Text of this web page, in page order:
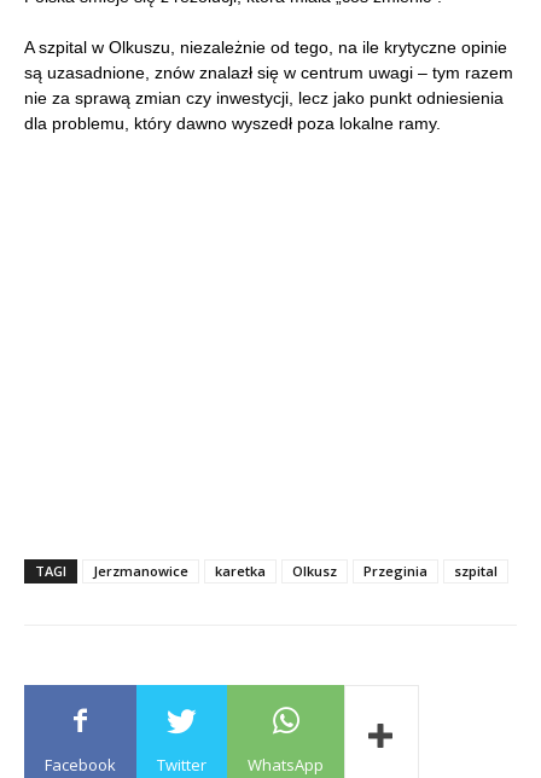
A szpital w Olkuszu, niezależnie od tego, na ile krytyczne opinie
są uzasadnione, znów znalazł się w centrum uwagi – tym razem
nie za sprawą zmian czy inwestycji, lecz jako punkt odniesienia
dla problemu, który dawno wyszedł poza lokalne ramy.
TAGI Jerzmanowice karetka Olkusz Przeginia szpital
Facebook Twitter WhatsApp